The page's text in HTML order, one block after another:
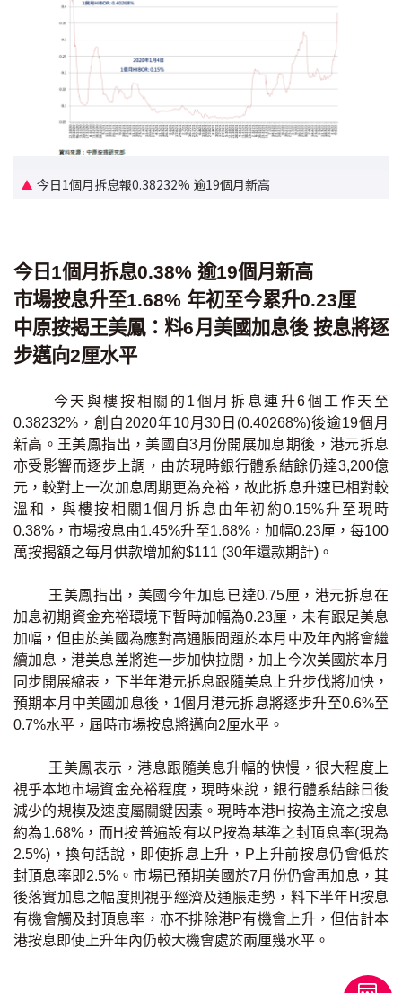
轉按計算
置業預算
供款年期計算
下載中心
按揭全面睇
公司動態
按市新聞
統計數據庫
按揭快趣智識
按揭智庫
樓按專欄
按揭百科
裝修·保險優惠
免費裝修轉介服務
裝修設計專欄
火險、家居、寵物保險
今日1個月拆息報0.38232% 逾19個月新高
今日1個月拆息0.38% 逾19個月新高
市場按息升至1.68% 年初至今累升0.23厘
中原按揭王美鳳：料6月美國加息後 按息將逐
步邁向2厘水平
今天與樓按相關的1個月拆息連升6個工作天至
0.38232%，創自2020年10月30日(0.40268%)後逾19個月
新高。王美鳳指出，美國自3月份開展加息期後，港元拆息
亦受影響而逐步上調，由於現時銀行體系結餘仍達3,200億
元，較對上一次加息周期更為充裕，故此拆息升速已相對較
溫和，與樓按相關1個月拆息由年初約0.15%升至現時
0.38%，市場按息由1.45%升至1.68%，加幅0.23厘，每100
萬按揭額之每月供款增加約$111 (30年還款期計)。
王美鳳指出，美國今年加息已達0.75厘，港元拆息在
加息初期資金充裕環境下暫時加幅為0.23厘，未有跟足美息
加幅，但由於美國為應對高通脹問題於本月中及年內將會繼
續加息，港美息差將進一步加快拉闊，加上今次美國於本月
同步開展縮表，下半年港元拆息跟隨美息上升步伐將加快，
預期本月中美國加息後，1個月港元拆息將逐步升至0.6%至
0.7%水平，屆時市場按息將邁向2厘水平。
王美鳳表示，港息跟隨美息升幅的快慢，很大程度上
視乎本地市場資金充裕程度，現時來說，銀行體系結餘日後
減少的規模及速度屬關鍵因素。現時本港H按為主流之按息
約為1.68%，而H按普遍設有以P按為基準之封頂息率(現為
2.5%)，換句話說，即使拆息上升，P上升前按息仍會低於
封頂息率即2.5%。市場已預期美國於7月份仍會再加息，其
後落實加息之幅度則視乎經濟及通脹走勢，料下半年H按息
有機會觸及封頂息率，亦不排除港P有機會上升，但估計本
港按息即使上升年內仍較大機會處於兩厘幾水平。